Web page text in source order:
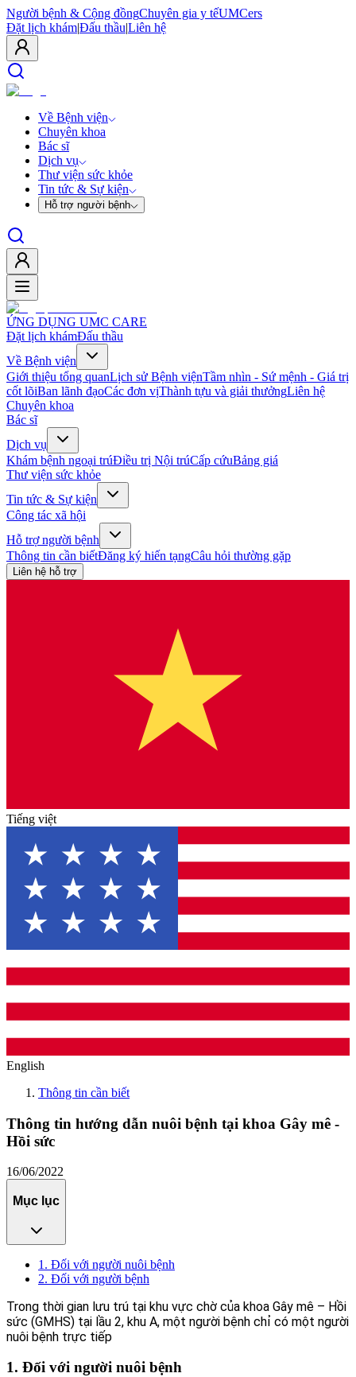
Người bệnh & Cộng đồngChuyên gia y tếUMCers
Đặt lịch khám|Đấu thầu|Liên hệ
Về Bệnh viện
Chuyên khoa
Bác sĩ
Dịch vụ
Thư viện sức khỏe
Tin tức & Sự kiện
Hỗ trợ người bệnh
ỨNG DỤNG UMC CARE
Đặt lịch khámĐấu thầu
Về Bệnh viện
Giới thiệu tổng quanLịch sử Bệnh việnTầm nhìn - Sứ mệnh - Giá trị
cốt lõiBan lãnh đạoCác đơn vịThành tựu và giải thưởngLiên hệ
Chuyên khoa
Bác sĩ
Dịch vụ
Khám bệnh ngoại trúĐiều trị Nội trúCấp cứuBảng giá
Thư viện sức khỏe
Tin tức & Sự kiện
Công tác xã hội
Hỗ trợ người bệnh
Thông tin cần biếtĐăng ký hiến tạngCâu hỏi thường gặp
Liên hệ hỗ trợ
Tiếng việt
English
Thông tin cần biết
Thông tin hướng dẫn nuôi bệnh tại khoa Gây mê -
Hồi sức
16/06/2022
Mục lục
1. Đối với người nuôi bệnh
2. Đối với người bệnh
Trong thời gian lưu trú tại khu vực chờ của khoa Gây mê – Hồi
sức (GMHS) tại lầu 2, khu A, một người bệnh chỉ có một người
nuôi bệnh trực tiếp
1. Đối với người nuôi bệnh